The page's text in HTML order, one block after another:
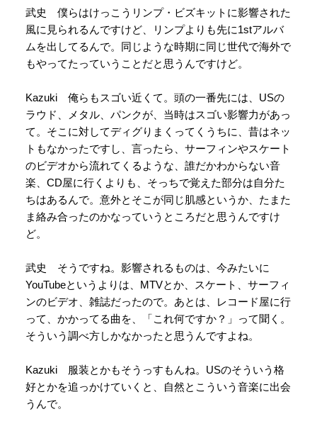
武史 僕らはけっこうリンプ・ビズキットに影響された
風に見られるんですけど、リンプよりも先に1stアルバ
ムを出してるんで。同じような時期に同じ世代で海外で
もやってたっていうことだと思うんですけど。
Kazuki 俺らもスゴい近くて。頭の一番先には、USの
ラウド、メタル、パンクが、当時はスゴい影響力があっ
て。そこに対してディグりまくってくうちに、昔はネッ
トもなかったですし、言ったら、サーフィンやスケート
のビデオから流れてくるような、誰だかわからない音
楽、CD屋に行くよりも、そっちで覚えた部分は自分た
ちはあるんで。意外とそこが同じ肌感というか、たまた
ま絡み合ったのかなっていうところだと思うんですけ
ど。
武史 そうですね。影響されるものは、今みたいに
YouTubeというよりは、MTVとか、スケート、サーフィ
ンのビデオ、雑誌だったので。あとは、レコード屋に行
って、かかってる曲を、「これ何ですか？」って聞く。
そういう調べ方しかなかったと思うんですよね。
Kazuki 服装とかもそうっすもんね。USのそういう格
好とかを追っかけていくと、自然とこういう音楽に出会
うんで。